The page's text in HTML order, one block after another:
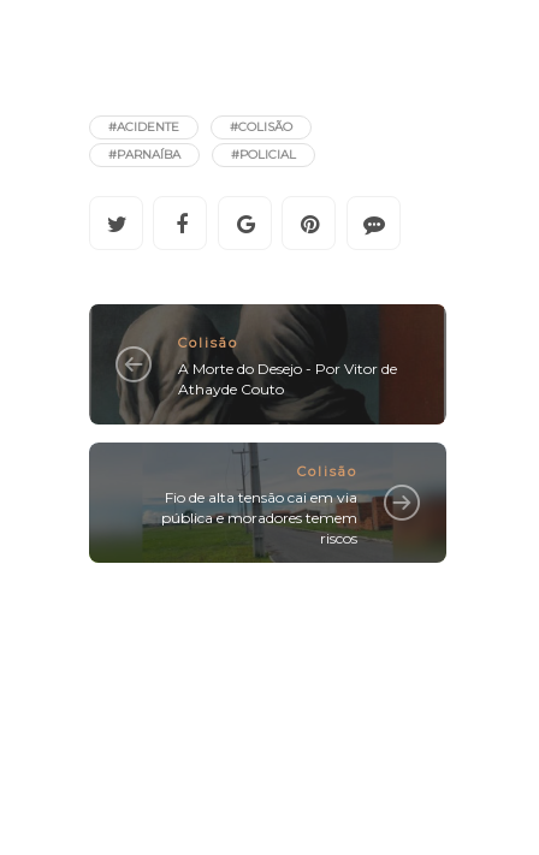
#ACIDENTE
#COLISÃO
#PARNAÍBA
#POLICIAL
Colisão
A Morte do Desejo - Por Vitor de
Athayde Couto
Colisão
Fio de alta tensão cai em via
pública e moradores temem
riscos